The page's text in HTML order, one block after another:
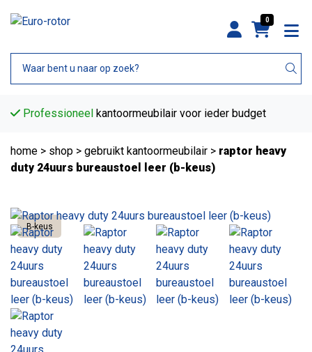
0
Professioneel kantoormeubilair voor ieder budget
home > shop > gebruikt kantoormeubilair > raptor heavy
duty 24uurs bureaustoel leer (b-keus)
B-keus